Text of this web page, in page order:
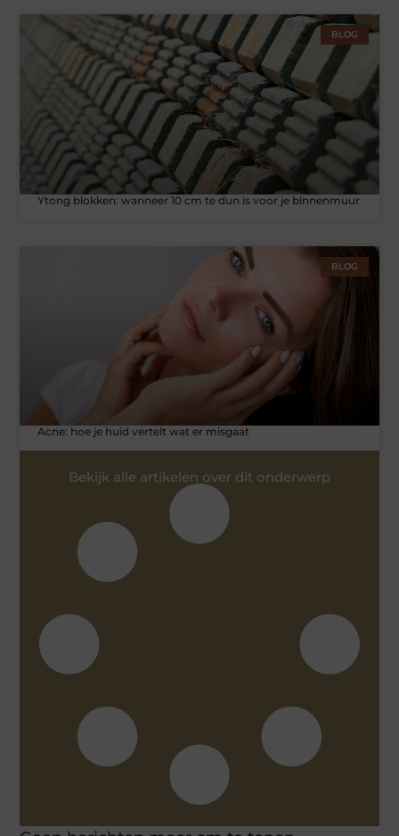
BLOG
Ytong blokken: wanneer 10 cm te dun is voor je binnenmuur
BLOG
Acne: hoe je huid vertelt wat er misgaat
Bekijk alle artikelen over dit onderwerp